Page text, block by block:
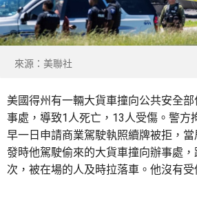
來源：美聯社
美國得州有一輛大貨車撞向公共安全
事處，導致1人死亡，13人受傷。警方
早一日申請商業駕駛執照續牌被拒，
發時他駕駛偷來的大貨車撞向辦事處
次，被在場的人及時拉落車。他沒有受